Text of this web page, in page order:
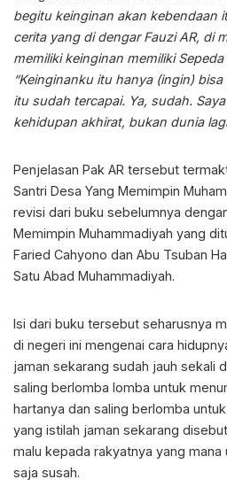
begitu keinginan akan kebendaan
cerita yang di dengar Fauzi AR, di
memiliki keinginan memiliki Sepeda
“Keinginanku itu hanya (ingin)
itu sudah tercapai. Ya, sudah.
kehidupan akhirat, bukan dunia
Penjelasan Pak AR tersebut
Santri Desa Yang Memimpin
revisi dari buku sebelumnya
Memimpin Muhammadiyah yang
Faried Cahyono dan Abu Tsuban
Satu Abad Muhammadiyah.
Isi dari buku tersebut seharusnya
di negeri ini mengenai cara
jaman sekarang sudah jauh sekali
saling berlomba lomba untuk
hartanya dan saling berlomba
yang istilah jaman sekarang disebut
malu kepada rakyatnya yang mana
saja susah.